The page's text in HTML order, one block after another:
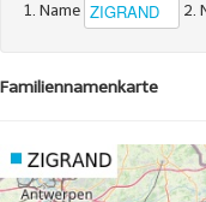
1. Name 2.
Familiennamenkarte